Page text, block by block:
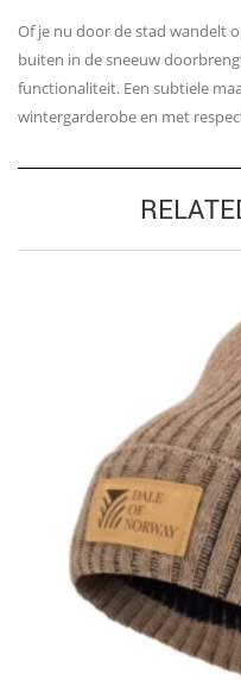
Of je nu door de stad wandelt
buiten in de sneeuw
functionaliteit. Een subtiele
wintergarderobe en met